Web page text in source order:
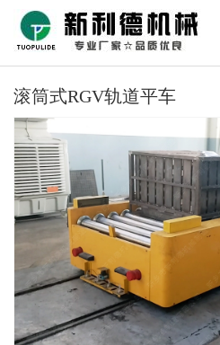
滚筒式RGV轨道平车